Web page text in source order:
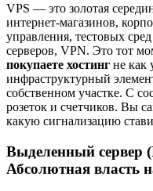
VPS — это золотая
интернет-магазинов,
управления, тестовых
серверов, VPN. Это тот
покупаете хостинг не как
инфраструктурный
собственном участке. С
розеток и счетчиков. Вы
какую сигнализацию
Выделенный сервер
Абсолютная власть